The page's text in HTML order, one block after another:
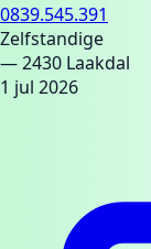
0839.545.391
Zelfstandige
— 2430 Laakdal
1 jul 2026